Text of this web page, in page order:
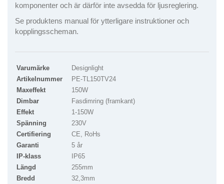
komponenter och är därför inte avsedda för ljusreglering.
Se produktens manual för ytterligare instruktioner och
kopplingsscheman.
Varumärke
Designlight
Artikelnummer
PE-TL150TV24
Maxeffekt
150W
Dimbar
Fasdimring (framkant)
Effekt
1-150W
Spänning
230V
Certifiering
CE, RoHs
Garanti
5 år
IP-klass
IP65
Längd
255mm
Bredd
32,3mm